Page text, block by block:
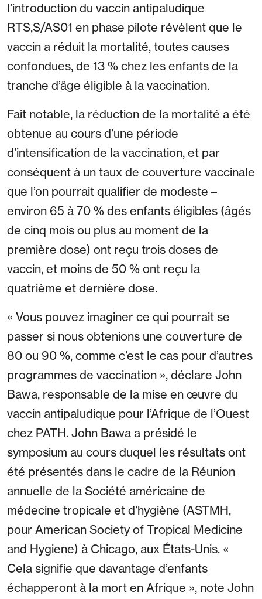
l’introduction du vaccin antipaludique
RTS,S/AS01 en phase pilote révèlent que le
vaccin a réduit la mortalité, toutes causes
confondues, de 13 % chez les enfants de la
tranche d’âge éligible à la vaccination.
Fait notable, la réduction de la mortalité a été
obtenue au cours d’une période
d’intensification de la vaccination, et par
conséquent à un taux de couverture vaccinale
que l’on pourrait qualifier de modeste –
environ 65 à 70 % des enfants éligibles (âgés
de cinq mois ou plus au moment de la
première dose) ont reçu trois doses de
vaccin, et moins de 50 % ont reçu la
quatrième et dernière dose.
« Vous pouvez imaginer ce qui pourrait se
passer si nous obtenions une couverture de
80 ou 90 %, comme c’est le cas pour d’autres
programmes de vaccination », déclare John
Bawa, responsable de la mise en œuvre du
vaccin antipaludique pour l’Afrique de l’Ouest
chez PATH. John Bawa a présidé le
symposium au cours duquel les résultats ont
été présentés dans le cadre de la Réunion
annuelle de la Société américaine de
médecine tropicale et d’hygiène (ASTMH,
pour American Society of Tropical Medicine
and Hygiene) à Chicago, aux États-Unis. «
Cela signifie que davantage d’enfants
échapperont à la mort en Afrique », note John